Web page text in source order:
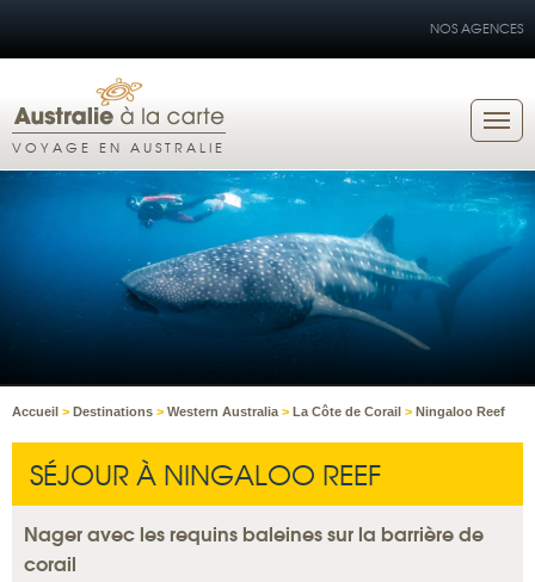
NOS AGENCES
VOYAGE EN AUSTRALIE
Accueil > Destinations > Western Australia > La Côte de Corail > Ningaloo Reef
SÉJOUR À NINGALOO REEF
Nager avec les requins baleines sur la barrière de
corail